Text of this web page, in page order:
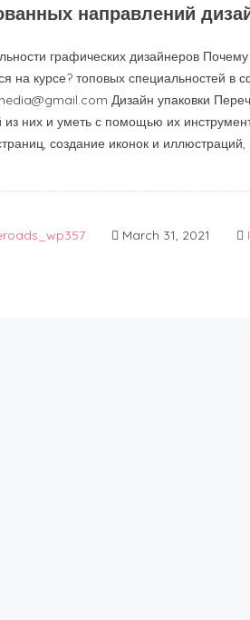
направлений
графических дизайнеров
на курсе? топовых специальностей в
Дизайн упаковки
из них и уметь с помощью их
создание иконок и
March 31, 2021